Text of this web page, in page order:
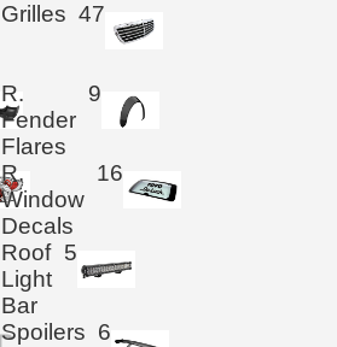
Grilles 47
R.
Fender
Flares
9
R.
Window
Decals
16
Roof
Light
Bar
5
Spoilers 6